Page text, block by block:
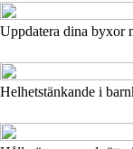
Uppdatera dina byxor
Helhetstänkande i